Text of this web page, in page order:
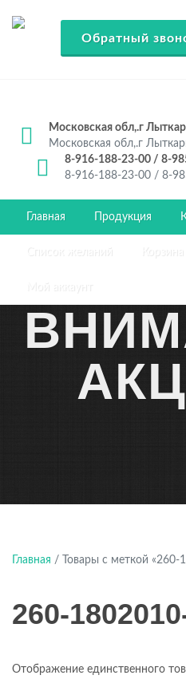
Обратный
Московская обл,.г
Московская обл,.г
8-916-188-23-00 / 8-
8-916-188-23-00 / 8-
Главная Продукция
Главная / Товары с меткой «260-
260-
Отображение единственного